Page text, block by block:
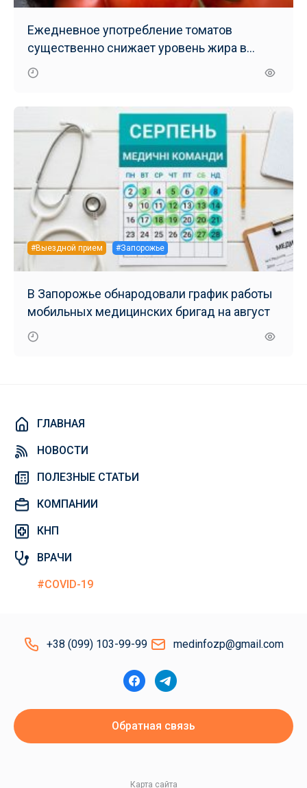
Ежедневное употребление томатов
существенно снижает уровень жира в
печени – результаты нового исследования
#Выездной прием #Запорожье
В Запорожье обнародовали график работы
мобильных медицинских бригад на август
ГЛАВНАЯ
НОВОСТИ
ПОЛЕЗНЫЕ СТАТЬИ
КОМПАНИИ
КНП
ВРАЧИ
#COVID-19
+38 (099) 103-99-99 medinfozp@gmail.com
Обратная связь
Карта сайта